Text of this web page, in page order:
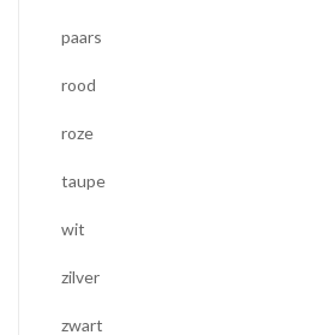
paars
rood
roze
taupe
wit
zilver
zwart